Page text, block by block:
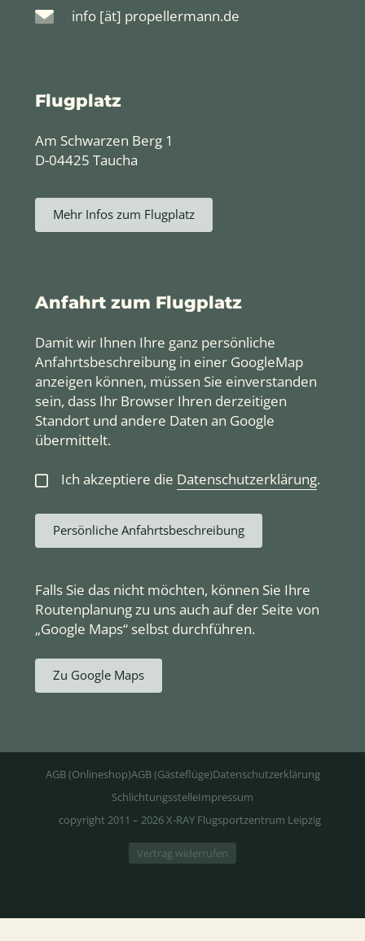
info [ät] propellermann.de
Anfahrt zum Flugplatz
Damit wir Ihnen Ihre ganz persönliche
Anfahrtsbeschreibung in einer GoogleMap
anzeigen können, müssen Sie einverstanden
sein, dass Ihr Browser Ihren derzeitigen
Standort und andere Daten an Google
übermittelt.
Ich akzeptiere die Datenschutzerklärung.
Persönliche Anfahrtsbeschreibung
Falls Sie das nicht möchten, können Sie Ihre
Routenplanung zu uns auch auf der Seite von
„Google Maps“ selbst durchführen.
Zu Google Maps
Flugplatz
Am Schwarzen Berg 1
D-04425 Taucha
Mehr Infos zum Flugplatz
AGB (Onlineshop)AGB (Gästeflüge)Datenschutzerklärung
SchlichtungsstelleImpressum
copyright 2011 – 2026 X-RAY Flugsportzentrum Leipzig
Vertrag widerrufen